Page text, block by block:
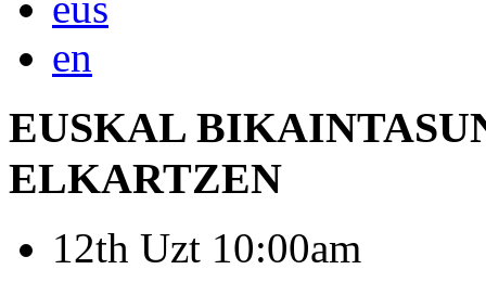
en
EUSKAL
ELKARTZEN
12th Uzt 10:00am